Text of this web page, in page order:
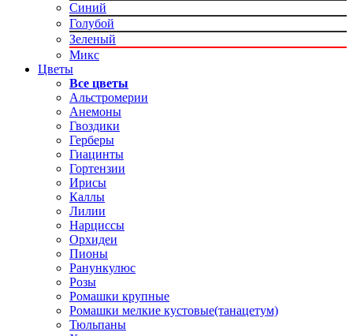
Синий
Голубой
Зеленый
Микс
Цветы
Все цветы
Альстромерии
Анемоны
Гвоздики
Герберы
Гиацинты
Гортензии
Ирисы
Каллы
Лилии
Нарциссы
Орхидеи
Пионы
Ранункулюс
Розы
Ромашки крупные
Ромашки мелкие кустовые(танацетум)
Тюльпаны